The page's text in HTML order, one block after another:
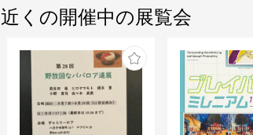
近くの開催中の展覧会